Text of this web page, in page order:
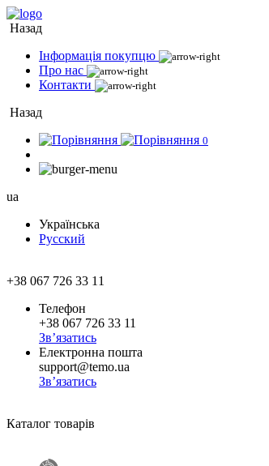
Назад
Інформація покупцю
Про нас
Контакти
Назад
0
ua
Українська
Русский
+38 067 726 33 11
Телефон
+38 067 726 33 11
Зв’язатись
Електронна пошта
support@temo.ua
Зв’язатись
Каталог товарів